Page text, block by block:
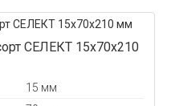
СЕЛЕКТ 15x70x210
15 мм